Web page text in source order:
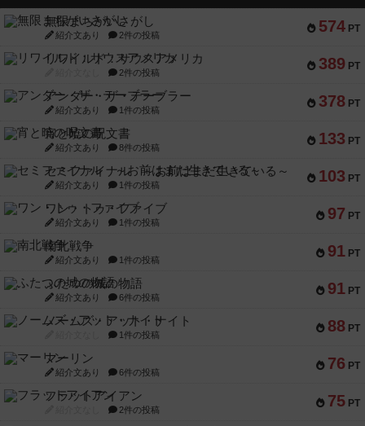
574 PT
無限まちがいさがし
紹介文あり 2件の投稿
389 PT
リワイルド：サウスアメリカ
2件の投稿
378 PT
アンダー・ザ・テーブラー
紹介文あり 1件の投稿
133 PT
宵と暁の呪文書
紹介文あり 8件の投稿
103 PT
セミファイナル ～お前はまだ生きている～
紹介文あり 1件の投稿
97 PT
ワン・トゥ・ファイブ
紹介文あり 1件の投稿
91 PT
南北戦争
紹介文あり 1件の投稿
91 PT
ふたつの城の物語
紹介文あり 6件の投稿
88 PT
ノームズ・アット・ナイト
1件の投稿
76 PT
マーリン
紹介文あり 6件の投稿
75 PT
フラットアイアン
2件の投稿